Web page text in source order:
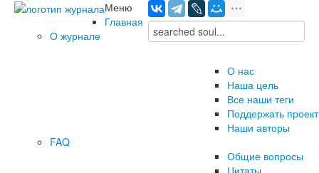
Меню
Главная
О журнале
О нас
Наша цель
Все наши теги
Поддержать проект
Наши авторы
FAQ
Общие вопросы
Цитаты